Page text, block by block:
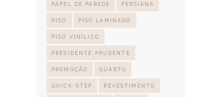
PAPEL DE PAREDE PERSIANA
PISO PISO LAMINADO
PISO VINÍLICO
PRESIDENTE PRUDENTE
PROMOÇÃO QUARTO
QUICK-STEP REVESTIMENTO